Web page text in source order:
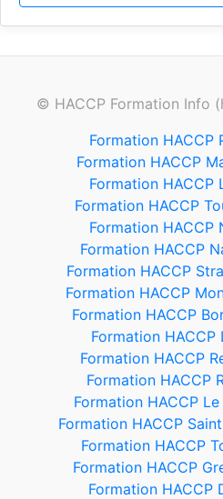
© HACCP Formation Info
Formation HACCP
Formation HACCP
Formation HACCP
Formation HACCP
Formation HACCP
Formation HACCP
Formation HACCP
Formation HACCP
Formation HACCP
Formation
Formation HACCP
Formation HACCP
Formation HACCP
Formation HACCP
Formation HACCP
Formation HACCP
Formation HACCP